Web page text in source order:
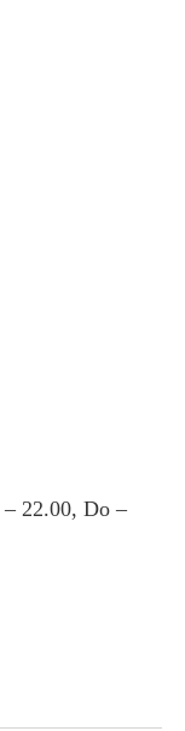
22.00, Do –